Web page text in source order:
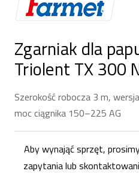
Zgarniak dla
Triolent TX 300
Szerokość robocza 3 m,
moc ciągnika 150–225 AG
Aby wynająć sprzęt,
zapytania lub